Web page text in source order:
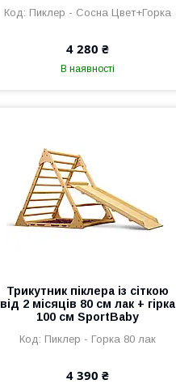
Пиклер - Сосна Цвет+Горка
4 280 ₴
В наявності
Трикутник піклера із сіткою
від 2 місяців 80 см лак + гірка
100 см SportBaby
Пиклер - Горка 80 лак
4 390 ₴